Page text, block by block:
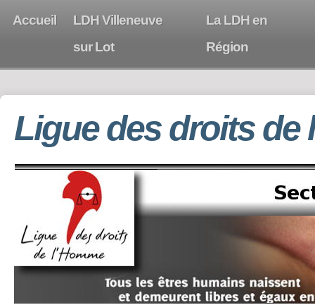
Accueil
LDH Villeneuve
sur Lot
La LDH en
Région
Ligue des droits de